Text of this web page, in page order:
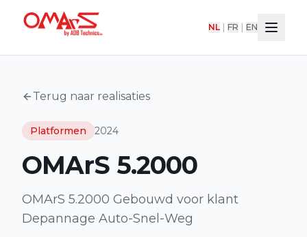
NL FR EN
Terug naar realisaties
Platformen 2024
OMArS 5.2000
OMArS 5.2000 Gebouwd voor klant
Depannage Auto-Snel-Weg